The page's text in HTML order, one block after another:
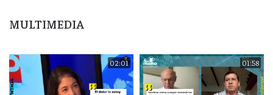
MULTIMEDIA
02:01 01:58